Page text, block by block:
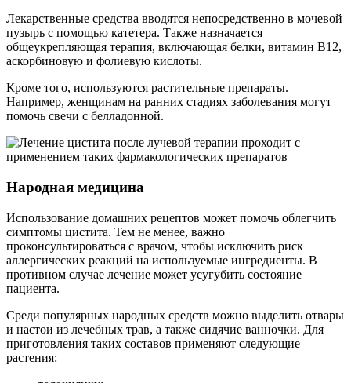
Лекарственные средства вводятся непосредственно в мочевой
пузырь с помощью катетера. Также назначается
общеукрепляющая терапия, включающая белки, витамин В12,
аскорбиновую и фолиевую кислоты.
Кроме того, используются растительные препараты.
Например, женщинам на ранних стадиях заболевания могут
помочь свечи с белладонной.
Народная медицина
Использование домашних рецептов может помочь облегчить
симптомы цистита. Тем не менее, важно
проконсультироваться с врачом, чтобы исключить риск
аллергических реакций на используемые ингредиенты. В
противном случае лечение может усугубить состояние
пациента.
Среди популярных народных средств можно выделить отвары
и настои из лечебных трав, а также сидячие ванночки. Для
приготовления таких составов применяют следующие
растения: